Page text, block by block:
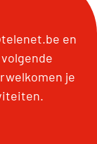
en
je